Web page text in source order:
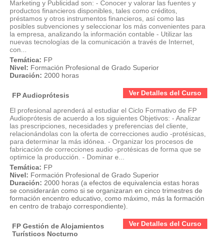
Marketing y Publicidad son: - Conocer y valorar las fuentes y
productos financieros disponibles, tales como créditos,
préstamos y otros instrumentos financieros, así como las
posibles subvenciones y seleccionar los más convenientes para
la empresa, analizando la información contable - Utilizar las
nuevas tecnologías de la comunicación a través de Internet,
con...
Temática: FP
Nivel: Formación Profesional de Grado Superior
Duración: 2000 horas
Ver Detalles del Curso
FP Audioprótesis
El profesional aprenderá al estudiar el Ciclo Formativo de FP
Audioprótesis de acuerdo a los siguientes Objetivos: - Analizar
las prescripciones, necesidades y preferencias del cliente,
relacionándolas con la oferta de correcciones audio -protésicas,
para determinar la más idónea. - Organizar los procesos de
fabricación de correcciones audio -protésicas de forma que se
optimice la producción. - Dominar e...
Temática: FP
Nivel: Formación Profesional de Grado Superior
Duración: 2000 horas (a efectos de equivalencia estas horas
se considerarán como si se organizaran en cinco trimestres de
formación encentro educativo, como máximo, más la formación
en centro de trabajo correspondiente).
Ver Detalles del Curso
FP Gestión de Alojamientos
Turísticos Nocturno